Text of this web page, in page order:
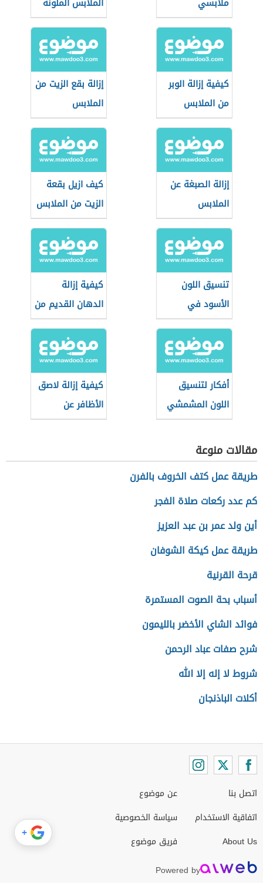
كيفية إزالة الوبر
من الملابس
إزالة بقع الزيت من
الملابس
إزالة الصبغة عن
الملابس
كيف ازيل بقعة
الزيت من الملابس
تنسيق اللون
الأسود في
الملابس للرجال
كيفية إزالة
الدهان القديم من
الملابس
أفكار لتنسيق
اللون المشمشي
الفاتح للمحجبات
كيفية إزالة لاصق
الأظافر عن
الملابس
مقالات منوعة
طريقة عمل كتف الخروف بالفرن
كم عدد ركعات صلاة الفجر
أين ولد عمر بن عبد العزيز
طريقة عمل كيكة الشوفان
قرحة القرنية
أسباب بحة الصوت المستمرة
فوائد الشاي الأخضر بالليمون
شرح صفات عباد الرحمن
شروط لا إله إلا الله
أكلات الباذنجان
اتصل بنا
اتفاقية الاستخدام
About Us
عن موضوع
سياسة الخصوصية
فريق موضوع
Powered by
+